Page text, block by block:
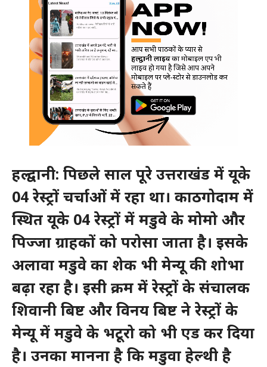
हल्द्वानी: पिछले साल पूरे उत्तराखंड में यूके
04 रेस्ट्रों चर्चाओं में रहा था। काठगोदाम में
स्थित यूके 04 रेस्ट्रों में मडुवे के मोमो और
पिज्जा ग्राहकों को परोसा जाता है। इसके
अलावा मडुवे का शेक भी मेन्यू की शोभा
बढ़ा रहा है। इसी क्रम में रेस्ट्रों के संचालक
शिवानी बिष्ट और विनय बिष्ट ने रेस्ट्रों के
मेन्यू में मडुवे के भटूरो को भी एड कर दिया
है। उनका मानना है कि मडुवा हेल्थी है